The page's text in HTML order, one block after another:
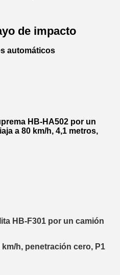
de impacto
automáticos
HB-HA502 por un
a 80 km/h, 4,1 metros,
HB-F301 por un camión
h, penetración cero, P1